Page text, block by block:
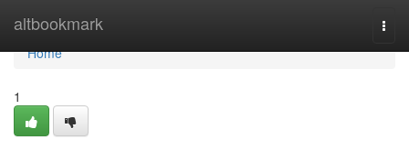
altbookmark
Home
Home
1